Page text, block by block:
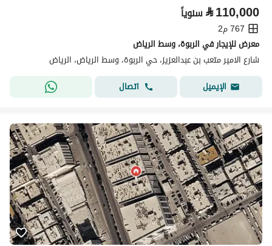
⃁110,000 سنوياً
767 م2
معرض للإيجار في الربوة، وسط الرياض
شارع الامير متعب بن عبدالعزيز، حي الربوة، وسط الرياض، الرياض
الإيميل
اتصال